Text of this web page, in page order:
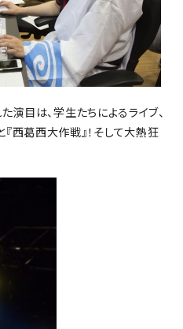
演目は、学生たちによるライブ、
西葛西大作戦』！そして大熱狂